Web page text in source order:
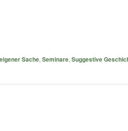
Sache, Seminare, Suggestive